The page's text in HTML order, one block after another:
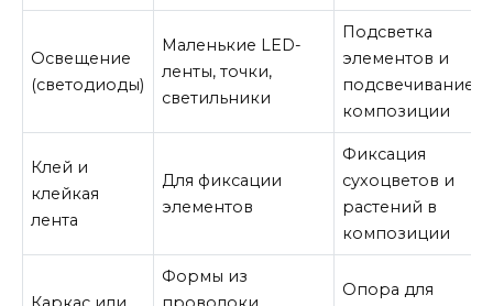
Освещение
(светодиоды)
Маленькие LED-
ленты, точки,
светильники
Подсветка
элементов и
подсвечивание
композиции
Клей и
клейкая
лента
Для фиксации
элементов
Фиксация
сухоцветов и
растений в
композиции
Формы из
Опора для